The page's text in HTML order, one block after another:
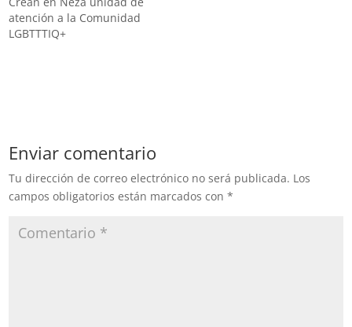
hombre vestido de mujer”
Por Carlos Lara Moreno |
Reportero El
atención a la Comunidad
LGBTTTIQ+
Enviar comentario
Tu dirección de correo electrónico no será publicada. Los
campos obligatorios están marcados con*